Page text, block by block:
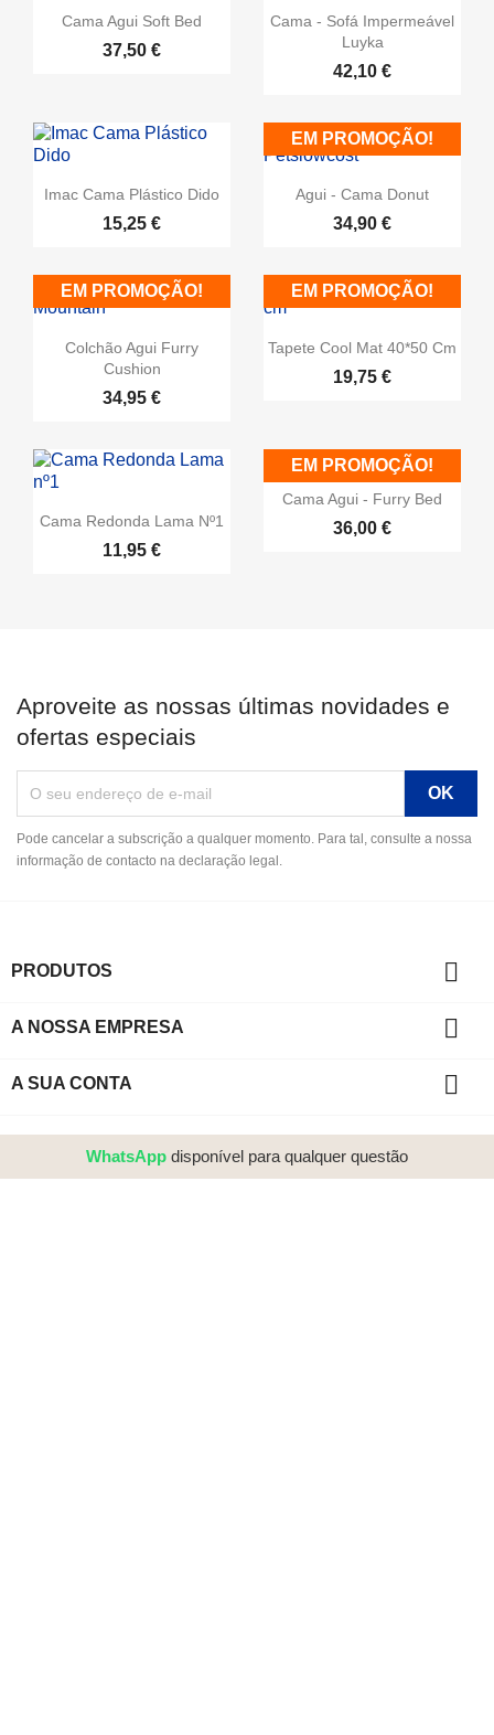
Cama Agui Soft Bed
37,50 €
Cama - Sofá Impermeável
Luyka
42,10 €
Imac Cama Plástico Dido
15,25 €
Agui - Cama Donut
34,90 €
EM PROMOÇÃO!
Colchão Agui Furry
Cushion
34,95 €
EM PROMOÇÃO!
Tapete Cool Mat 40*50 Cm
19,75 €
EM PROMOÇÃO!
Cama Redonda Lama Nº1
11,95 €
Cama Agui - Furry Bed
36,00 €
EM PROMOÇÃO!
Aproveite as nossas últimas novidades e
ofertas especiais
Pode cancelar a subscrição a qualquer momento. Para tal, consulte a nossa
informação de contacto na declaração legal.
PRODUTOS 
A NOSSA EMPRESA 
A SUA CONTA 
WhatsApp disponível para qualquer questão